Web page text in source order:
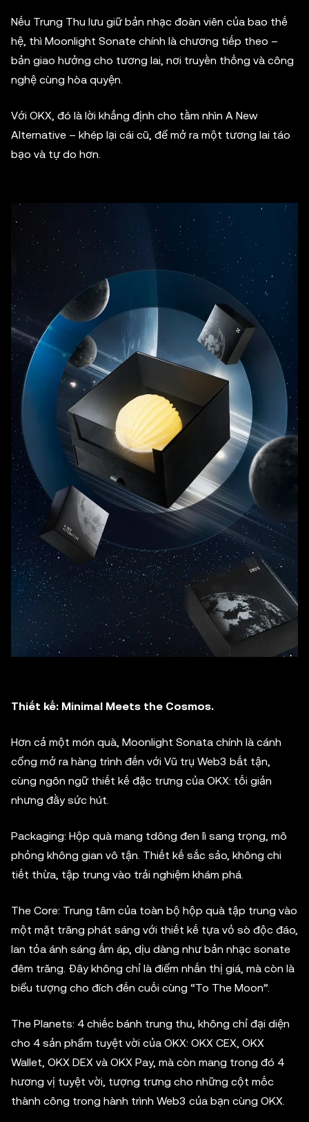
Nếu Trung Thu lưu giữ bản nhạc đoàn viên của bao thế
hệ, thì Moonlight Sonate chính là chương tiếp theo –
bản giao hưởng cho tương lai, nơi truyền thống và công
nghệ cùng hòa quyện.
Với OKX, đó là lời khẳng định cho tầm nhìn A New
Alternative – khép lại cái cũ, để mở ra một tương lai táo
bạo và tự do hơn.
Thiết kế: Minimal Meets the Cosmos.
Hơn cả một món quà, Moonlight Sonata chính là cánh
cổng mở ra hàng trình đến với Vũ trụ Web3 bất tận,
cùng ngôn ngữ thiết kế đặc trưng của OKX: tối giản
nhưng đầy sức hút.
Packaging: Hộp quà mang tdông đen lì sang trọng, mô
phỏng không gian vô tận. Thiết kế sắc sảo, không chi
tiết thừa, tập trung vào trải nghiệm khám phá.
The Core: Trung tâm của toàn bộ hộp quà tập trung vào
một mặt trăng phát sáng với thiết kế tựa vỏ sò độc đáo,
lan tỏa ánh sáng ấm áp, dịu dàng như bản nhạc sonate
đêm trăng. Đây không chỉ là điểm nhấn thị giá, mà còn là
biểu tượng cho đích đến cuối cùng “To The Moon”.
The Planets: 4 chiếc bánh trung thu, không chỉ đại diện
cho 4 sản phẩm tuyệt vời của OKX: OKX CEX, OKX
Wallet, OKX DEX và OKX Pay, mà còn mang trong đó 4
hương vị tuyệt vời, tượng trưng cho những cột mốc
thành công trong hành trình Web3 của bạn cùng OKX.